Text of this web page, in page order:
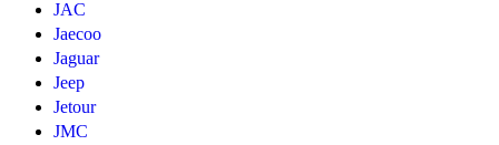
JAC
Jaecoo
Jaguar
Jeep
Jetour
JMC